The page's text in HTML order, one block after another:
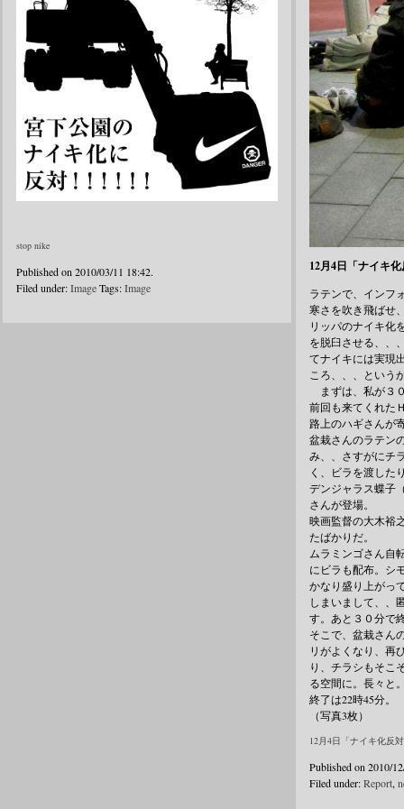
stop nike
Published on 2010/03/11 18:42.
Filed under:ImageTags:Image
12月4日「ナイキ
ラテンで、インフ
寒さを吹き飛ばせ
リッパのナイキ化
を脱臼させる、、
てナイキには実現
ころ、、、という
まずは、私が３
前回も来てくれた
路上のハギさんが
盆栽さんのラテン
み、、さすがにチ
く、ビラを渡した
デンジャラス蝶子
さんが登場。
映画監督の大木裕
たばかりだ。
ムラミンゴさん自
にビラも配布。シ
かなり盛り上がっ
しまいまして、、
す。あと３０分で
そこで、盆栽さん
リがよくなり、再
り、チラシもそこ
る空間に。長々と
終了は22時45分。
（写真3枚）
12月4日「ナイキ化反
Published on 2010/
Filed under:Report,